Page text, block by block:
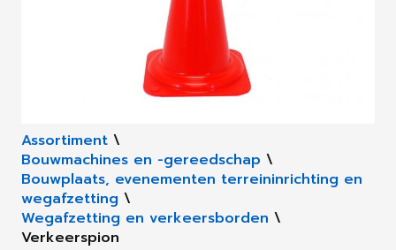
Assortiment \
Bouwmachines en -gereedschap \
Bouwplaats, evenementen terreininrichting en
wegafzetting \
Wegafzetting en verkeersborden \
Verkeerspion